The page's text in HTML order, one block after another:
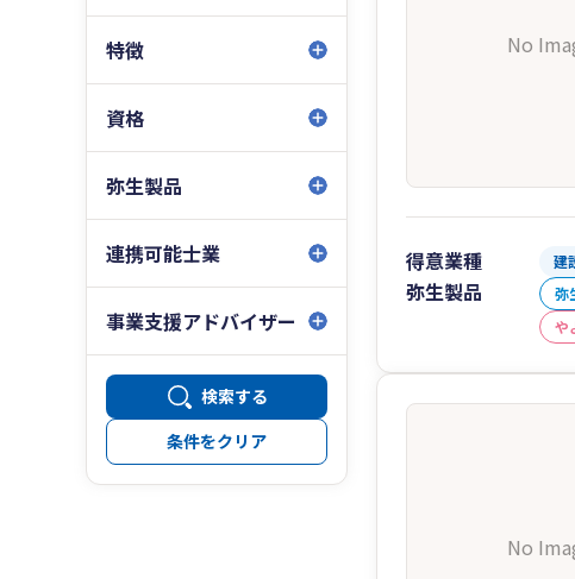
特徴
資格
弥生製品
連携可能士業
事業支援アドバイザー
検索する
条件をクリア
No
得意業種 建
弥生製品 弥
や
No